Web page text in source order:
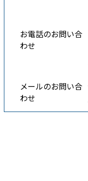
お電話のお問い合
わせ
メールのお問い合
わせ